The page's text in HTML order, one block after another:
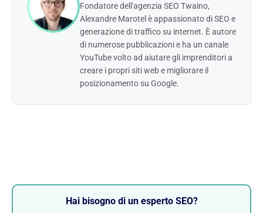
Fondatore dell'agenzia SEO Twaino,
Alexandre Marotel è appassionato di SEO e
generazione di traffico su internet. È autore
di numerose pubblicazioni e ha un canale
YouTube volto ad aiutare gli imprenditori a
creare i propri siti web e migliorare il
posizionamento su Google.
Hai bisogno di un esperto SEO?